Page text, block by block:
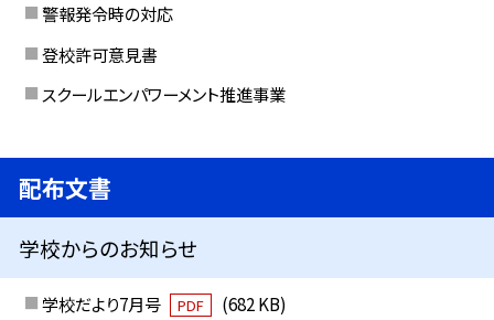
警報発令時の対応
登校許可意見書
スクールエンパワーメント推進事業
配布文書
学校からのお知らせ
学校だより7月号 PDF
(682 KB)